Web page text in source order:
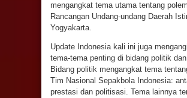
mengangkat tema utama tentang
Rancangan Undang-undang Daerah
Yogyakarta.
Update Indonesia kali ini juga
tema-tema penting di bidang politik
Bidang politik mengangkat tema
Tim Nasional Sepakbola Indonesia:
prestasi dan politisasi. Tema lainnya